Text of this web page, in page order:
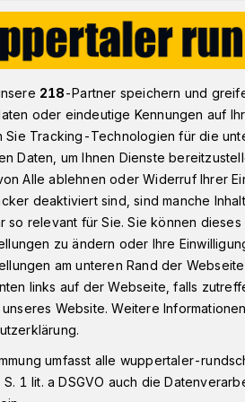
zum Auftakt der Spielzeit
Konzerte
Sinfonieorchester
Wochenende erstklassiger
Das Publikum
/ Sonntag) um jeweils 20
von Generalmusikdirektor
218-Partner speichern und
oder eindeutige Kennungen auf
Sie Tracking-Technologien für die
Daten, um Ihnen Dienste
Alle ablehnen oder Widerruf Ihrer
deaktiviert sind, sind manche
so relevant für Sie. Sie können
zu ändern oder Ihre
am unteren Rand der
links auf der Webseite, falls
Website. Weitere
umfasst alle wuppertaler-
1 lit. a DSGVO auch die